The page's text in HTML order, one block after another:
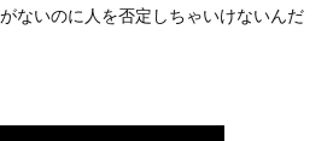
ないのに人を否定しちゃいけないんだ